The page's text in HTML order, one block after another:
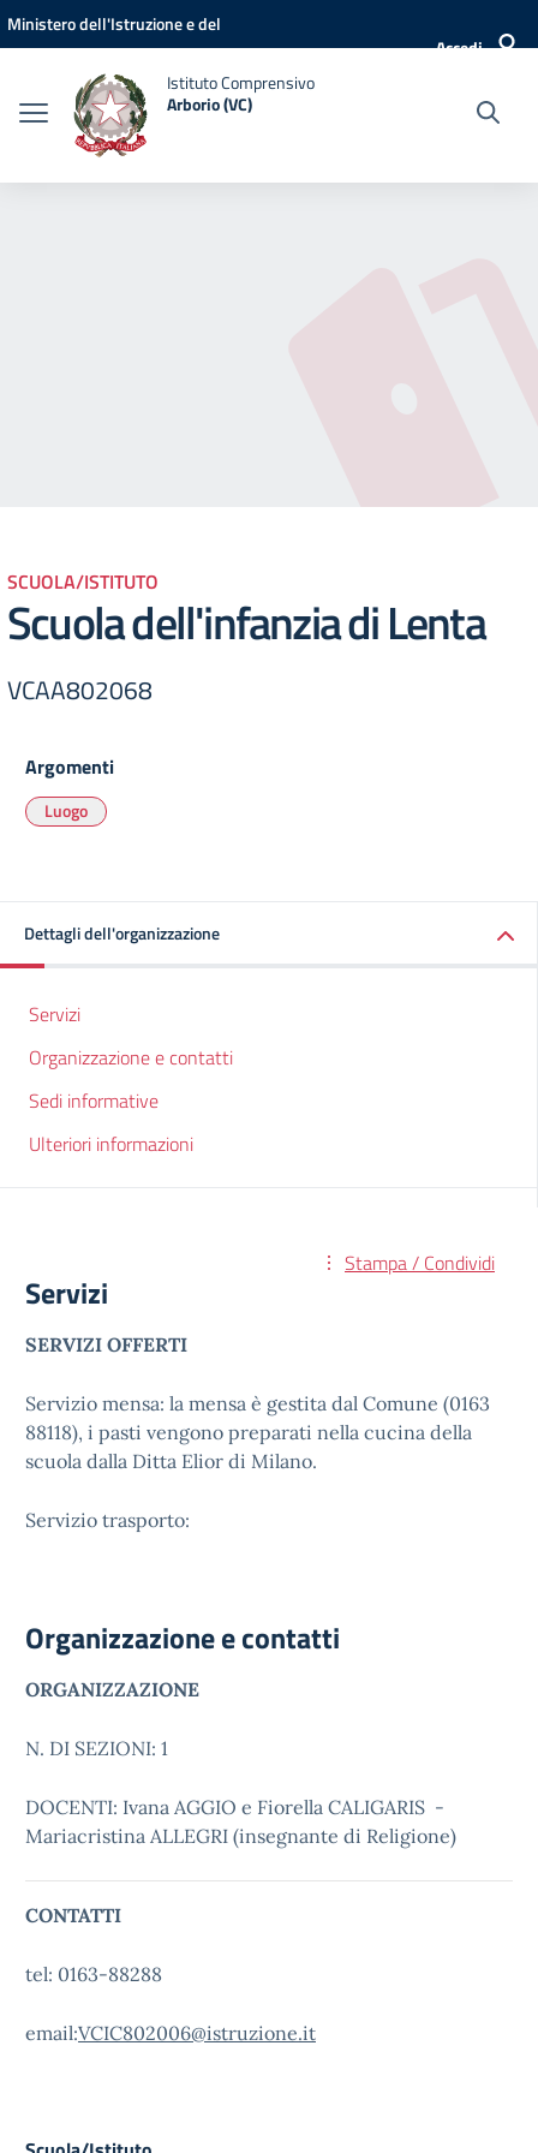
Vai ai contenuti
Vai al menu di navigazione
Vai al footer
Ministero dell'Istruzione e del
Accedi
Istituto Comprensivo
Arborio (VC)
SCUOLA/ISTITUTO
Scuola dell'infanzia di Lenta
VCAA802068
Argomenti
Luogo
Dettagli dell'organizzazione
Servizi
Organizzazione e contatti
Sedi informative
Ulteriori informazioni
Stampa / Condividi
Servizi
SERVIZI OFFERTI
Servizio mensa: la mensa è gestita dal Comune (0163
88118), i pasti vengono preparati nella cucina della
scuola dalla Ditta Elior di Milano.
Servizio trasporto:
Organizzazione e contatti
ORGANIZZAZIONE
N. DI SEZIONI: 1
DOCENTI: Ivana AGGIO e Fiorella CALIGARIS -
Mariacristina ALLEGRI (insegnante di Religione)
CONTATTI
tel: 0163-88288
email:VCIC802006@istruzione.it